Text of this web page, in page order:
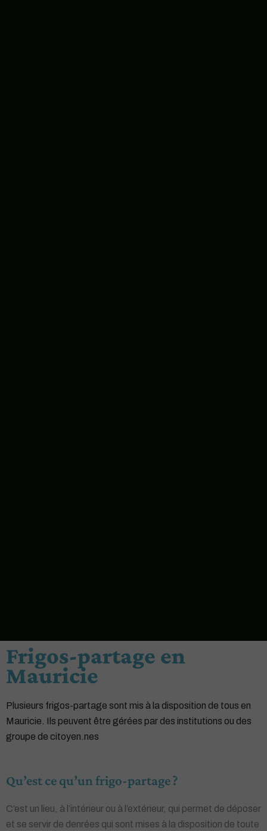
Frigos-partage en
Mauricie
Plusieurs frigos-partage sont mis à la disposition de tous en
Mauricie. Ils peuvent être gérées par des institutions ou des
groupe de citoyen.nes
Qu’est ce qu’un frigo-partage ?
C’est un lieu, à l’intérieur ou à l’extérieur, qui permet de déposer
et se servir de denrées qui sont mises à la disposition de toute